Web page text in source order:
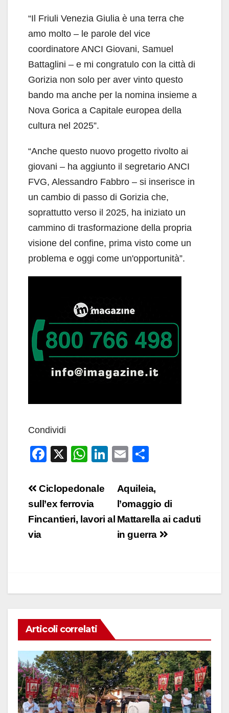
“Il Friuli Venezia Giulia è una terra che
amo molto – le parole del vice
coordinatore ANCI Giovani, Samuel
Battaglini – e mi congratulo con la città di
Gorizia non solo per aver vinto questo
bando ma anche per la nomina insieme a
Nova Gorica a Capitale europea della
cultura nel 2025”.
“Anche questo nuovo progetto rivolto ai
giovani – ha aggiunto il segretario ANCI
FVG, Alessandro Fabbro – si inserisce in
un cambio di passo di Gorizia che,
soprattutto verso il 2025, ha iniziato un
cammino di trasformazione della propria
visione del confine, prima visto come un
problema e oggi come un'opportunità”.
Condividi
F
c
e
b
X
W
at
s
A
Li
dI
E
ail n
di
vi
di
Navigazione
articoli
Aquileia,
l’omaggio di
Mattarella ai caduti
in guerra
Ciclopedonale
sull’ex ferrovia
Fincantieri, lavori al
via
Articoli correlati